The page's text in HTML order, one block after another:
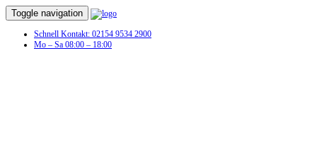
Toggle navigation
Schnell Kontakt: 02154 9534 2900
Mo – Sa 08:00 – 18:00